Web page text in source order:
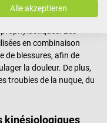
et les tendons très
appliquées, peuvent
en combinaison
de blessures, afin de
la douleur. De plus,
troubles de la nuque, du
kinésiologiques
Alle akzeptieren